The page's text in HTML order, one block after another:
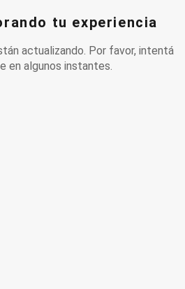
tu experiencia
actualizando. Por favor, intentá
en algunos instantes.